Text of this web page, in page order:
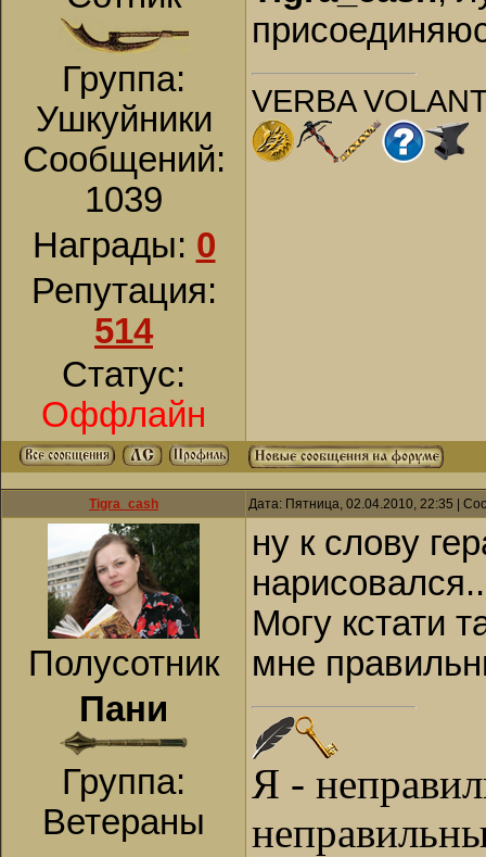
Группа:
Ушкуйники
Сообщений:
1039
Награды: 0
Репутация:
514
Статус:
Оффлайн
VERBA
Tigra_cash Дата: Пятница, 02.04.2010, 22:35 |
Полусотник
Пани
Группа:
Ветераны
ну к слову
Могу кстати
мне
Я -